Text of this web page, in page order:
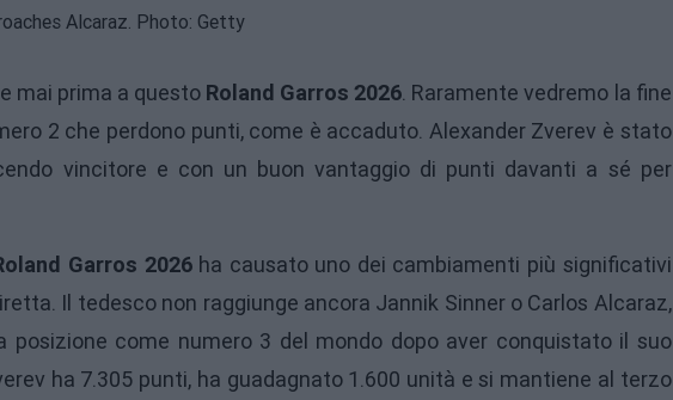
mai prima a questo Roland Garros 2026. Raramente vedremo la fine
2 che perdono punti, come è accaduto. Alexander Zverev è stato
vincitore e con un buon vantaggio di punti davanti a sé per
Garros 2026ha causato uno dei cambiamenti più significativi
Il tedesco non raggiunge ancora Jannik Sinner o Carlos Alcaraz,
come numero 3 del mondo dopo aver conquistato il suo
ha 7.305 punti, ha guadagnato 1.600 unità e si mantiene al terzo